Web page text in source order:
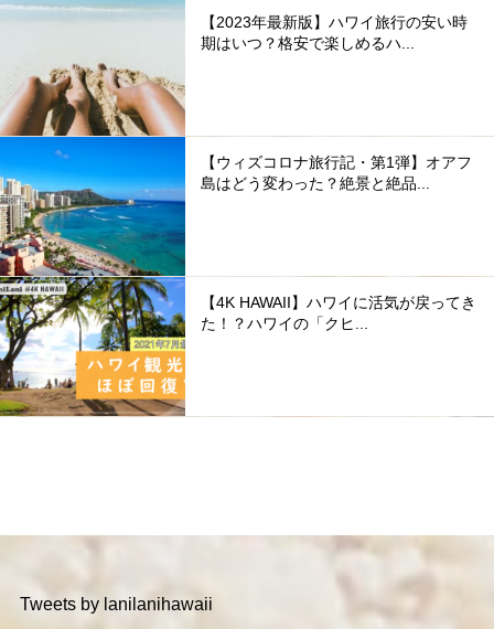
【2023年最新版】ハワイ旅行の安い時
期はいつ？格安で楽しめるハ...
【ウィズコロナ旅行記・第1弾】オアフ
島はどう変わった？絶景と絶品...
【4K HAWAII】ハワイに活気が戻ってき
た！？ハワイの「クヒ...
Tweets by lanilanihawaii